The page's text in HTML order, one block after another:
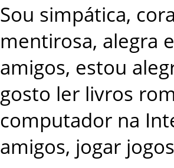
Sou simpática,
mentirosa, alegra e
amigos, estou
gosto ler livros
computador na
amigos, jogar jogos